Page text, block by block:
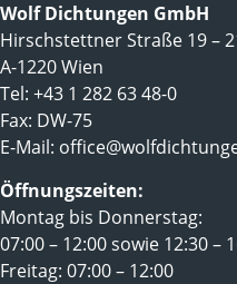
Wolf Dichtungen GmbH
Hirschstettner Straße 19 –
A-1220 Wien
Tel: +43 1 282 63 48-0
Fax: DW-75
E-Mail:
Öffnungszeiten:
Montag bis Donnerstag:
07:00 – 12:00 sowie 12:30 –
Freitag: 07:00 – 12:00